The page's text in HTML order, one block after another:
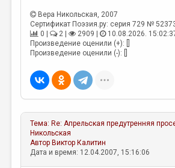
Вера Никольская , 2007
Сертификат Поэзия.ру: серия 729 №
0 |
2 | 2909 |
10.08.2026.
Произведение оценили (+): []
Произведение оценили (-): []
Тема:Re: Апрельская предутренняя
Никольская
АвторВиктор Калитин
Дата и время: 12.04.2007, 15:16:06